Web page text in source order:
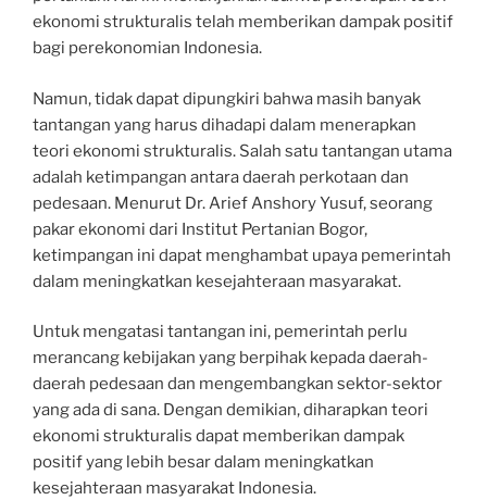
ekonomi strukturalis telah memberikan dampak positif
bagi perekonomian Indonesia.
Namun, tidak dapat dipungkiri bahwa masih banyak
tantangan yang harus dihadapi dalam menerapkan
teori ekonomi strukturalis. Salah satu tantangan utama
adalah ketimpangan antara daerah perkotaan dan
pedesaan. Menurut Dr. Arief Anshory Yusuf, seorang
pakar ekonomi dari Institut Pertanian Bogor,
ketimpangan ini dapat menghambat upaya pemerintah
dalam meningkatkan kesejahteraan masyarakat.
Untuk mengatasi tantangan ini, pemerintah perlu
merancang kebijakan yang berpihak kepada daerah-
daerah pedesaan dan mengembangkan sektor-sektor
yang ada di sana. Dengan demikian, diharapkan teori
ekonomi strukturalis dapat memberikan dampak
positif yang lebih besar dalam meningkatkan
kesejahteraan masyarakat Indonesia.